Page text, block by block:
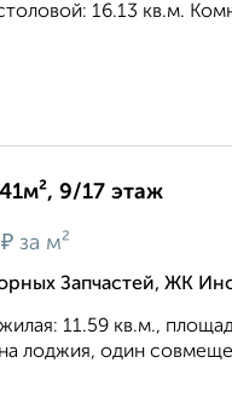
16.13 кв.м.
9/17 этаж
₽ за м²
Запчастей, ЖК
11.59 кв.м.,
лоджия, один